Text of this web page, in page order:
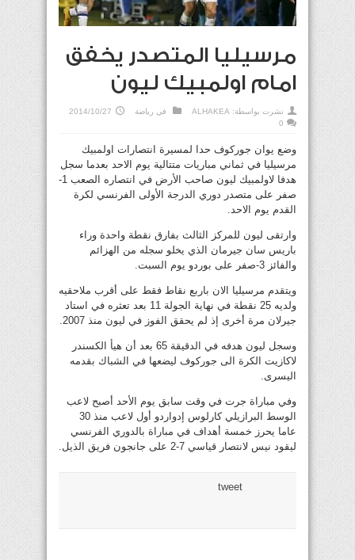
مرسيليا المتصدر يخفق
امام اولمبيك ليون
نشرت بواسطة: ALHAKEA في رياضة
2014/10/27
0
وضع يوان جوركوف حدا لمسيرة انتصارات اولمبيك
مرسيليا في ثماني مباريات متتالية يوم الاحد بعدما سجل
هدفا لاولمبيك ليون صاحب الأرض في انتصاره الصعب 1-
صفر على متصدر دوري الدرجة الأولى الفرنسي لكرة
القدم يوم الاحد.
وارتقى ليون للمركز الثالث بفارق نقطة واحدة وراء
باريس سان جيرمان الذي يخلو سجله من الهزائم
والفائز 3-صفر على بوردو يوم السبت.
ويتقدم مرسيليا الان باربع نقاط فقط على أقرب ملاحقيه
ولديه 25 نقطة في نهاية الجولة 11 بعد تعثره في استاد
جيرلان مرة أخرى إذ لم يحقق الفوز في ليون منذ 2007.
وسجل ليون هدفه في الدقيقة 65 بعد أن هيأ الكسندر
لاكازيت الكرة الى جوركوف ليضعها في الشباك بقدمه
اليسرى.
وفي مباراة جرت في وقت سابق يوم الأحد أصبح لاعب
الوسط البرازيلي كارلوس إدواردو أول لاعب منذ 30
عاما يحرز خمسة أهداف في مباراة بالدوري الفرنسي
ليقود نيس لانتصار قياسي 7-2 على جانجون فريق الذيل.
tweet